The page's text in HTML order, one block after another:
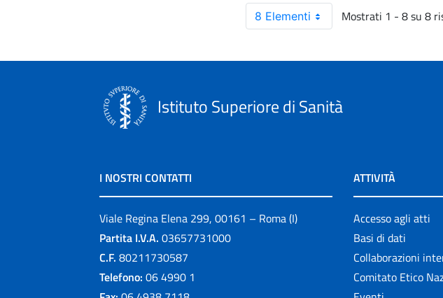
8 Elementi Mostrati 1 - 8 su 8
Istituto Superiore di Sanità
I NOSTRI CONTATTI
Viale Regina Elena 299, 00161 – Roma (I)
Partita I.V.A. 03657731000
C.F. 80211730587
Telefono: 06 4990 1
ATTIVITÀ
Accesso agli atti
Basi di dati
Collaborazioni
Comitato Etico